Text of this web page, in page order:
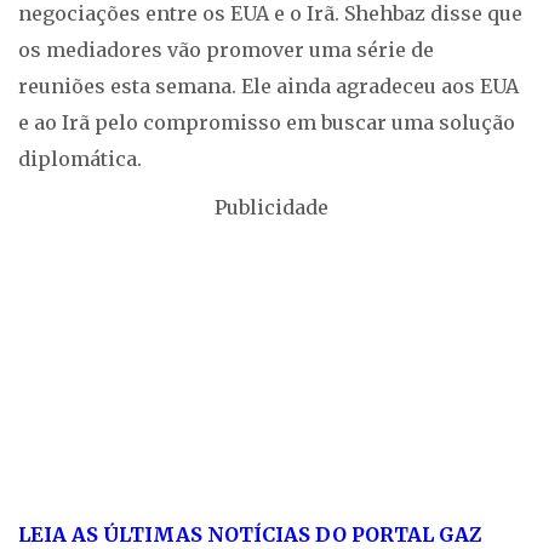
negociações entre os EUA e o Irã. Shehbaz disse que
os mediadores vão promover uma série de
reuniões esta semana. Ele ainda agradeceu aos EUA
e ao Irã pelo compromisso em buscar uma solução
diplomática.
Publicidade
LEIA AS ÚLTIMAS NOTÍCIAS DO PORTAL GAZ